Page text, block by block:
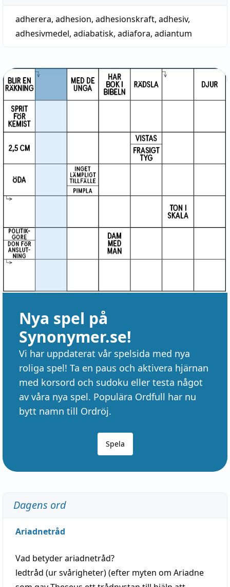
adherera, adhesion, adhesionskraft, adhesiv,
adhesivmedel, adiabatisk, adiafora, adiantum
Nya spel på
Synonymer.se!
Vi har uppdaterat vår spelsida med nya
roliga spel! Ta en paus och aktivera hjärnan
med korsord och sudoku eller testa något
av våra nya spel. Populära Ordfull har nu
bytt namn till Ordröj.
Spela
Dagens ord
Ariadnetråd
Vad betyderariadnetråd?
ledtråd (ur svårigheter) (efter myten om Ariadne